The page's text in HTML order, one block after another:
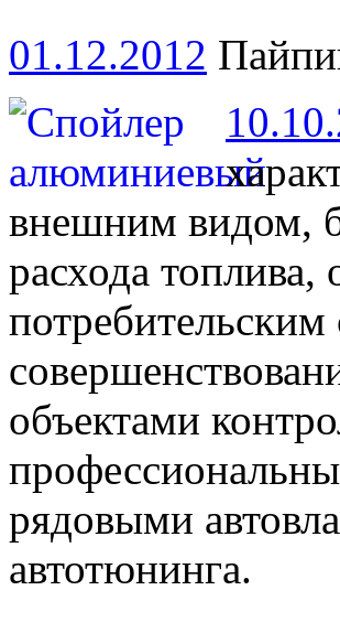
01.12.2012
внешним видом,
расхода
объектами
рядовыми
автотюнинга.